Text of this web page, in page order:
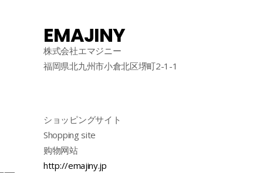
EMAJINY
株式会社エマジニー
福岡県北九州市小倉北区堺町2-1-1
ショッピングサイト
Shopping site
购物网站
http://emajiny.jp